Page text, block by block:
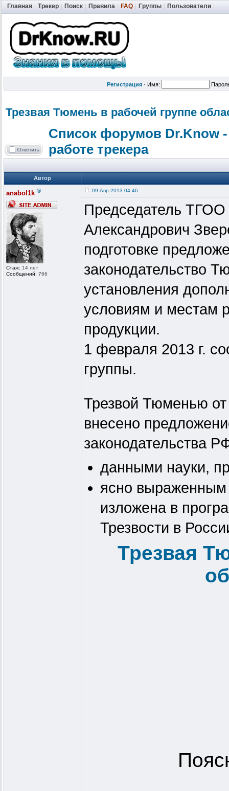
Главная Трекер Поиск Правила FAQ Группы Пользователи
Регистрация · Имя:
Трезвая Тюмень в рабочей группе
Список форумов Dr.Know
работе трекера
Автор
anabol1k ®
Стаж: 14 лет
Сообщений: 766
09-Апр-2013 04:46
Председатель
Александрович
подготовке
законодательство
установления
условиям и местам
продукции.
1 февраля 2013 г.
группы.
Трезвой Тюменью
внесено
законодательства
данными науки,
ясно выраженным
изложена в
Трезвости в
Трезвая